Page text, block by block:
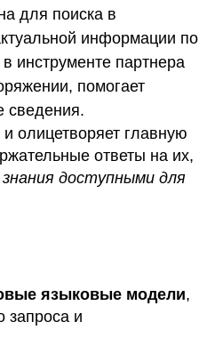
для поиска в
информации по
инструменте партнера
помогает
сведения.
олицетворяет главную
ответы на их,
доступными для
языковые модели,
запроса и